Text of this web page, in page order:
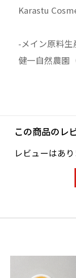
Karastu
-メイン原料生
健一自然農園
この商品のレ
レビューはあり